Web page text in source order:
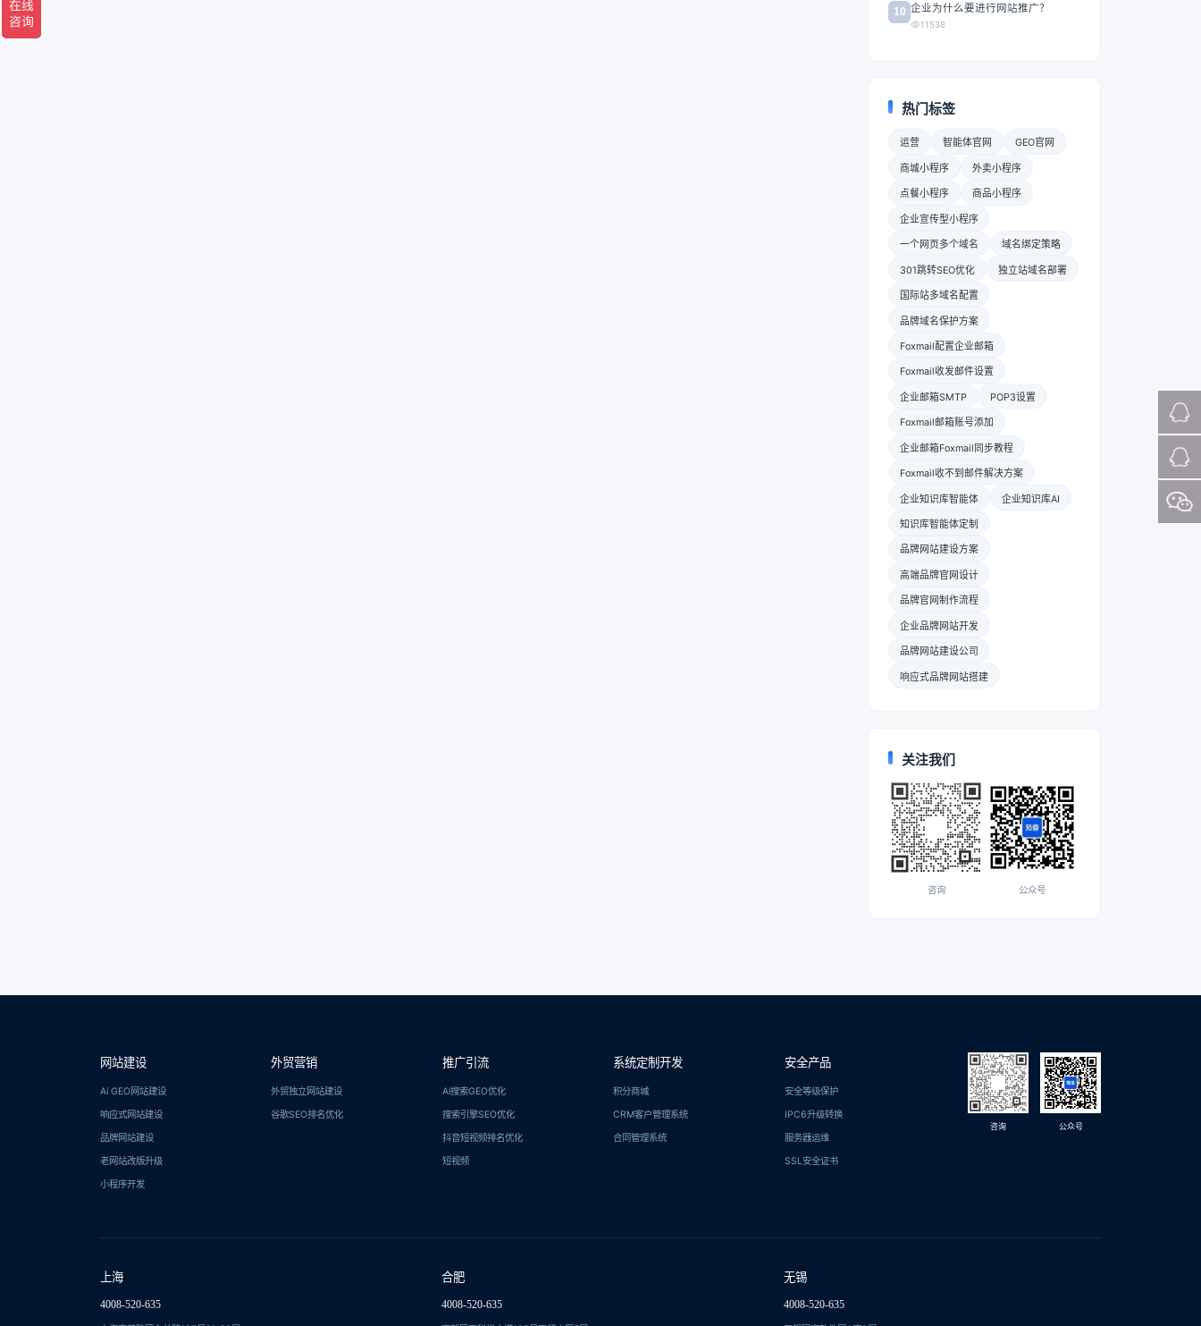
10 企业为什么要进行网站推广？
11538
热门标签
运营 智能体官网 GEO官网
商城小程序 外卖小程序
点餐小程序 商品小程序
企业宣传型小程序
一个网页多个域名 域名绑定策略
301跳转SEO优化 独立站域名部署
国际站多域名配置
品牌域名保护方案
Foxmail配置企业邮箱
Foxmail收发邮件设置
企业邮箱SMTP POP3设置
Foxmail邮箱账号添加
企业邮箱Foxmail同步教程
Foxmail收不到邮件解决方案
企业知识库智能体 企业知识库AI
知识库智能体定制
品牌网站建设方案
高端品牌官网设计
品牌官网制作流程
企业品牌网站开发
品牌网站建设公司
响应式品牌网站搭建
关注我们
咨询 公众号
网站建设
Ai GEO网站建设
响应式网站建设
品牌网站建设
老网站改版升级
小程序开发
外贸营销
外贸独立网站建设
谷歌SEO排名优化
推广引流
Ai搜索GEO优化
搜索引擎SEO优化
抖音短视频排名优化
短视频
系统定制开发
积分商城
CRM客户管理系统
合同管理系统
安全产品
安全等级保护
IPC6升级转换
服务器运维
SSL安全证书
咨询 公众号
上海
4008-520-635
合肥
4008-520-635
无锡
4008-520-635